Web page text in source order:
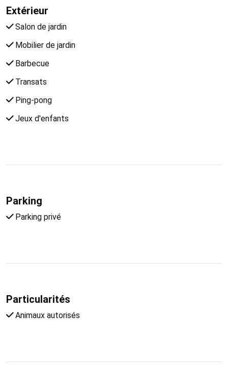
Extérieur
Salon de jardin
Mobilier de jardin
Barbecue
Transats
Ping-pong
Jeux d'enfants
Parking
Parking privé
Particularités
Animaux autorisés